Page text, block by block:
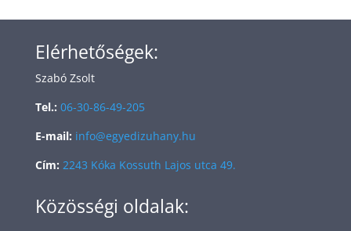
Elérhetőségek:
Szabó Zsolt
Tel.: 06-30-86-49-205
E-mail: info@egyedizuhany.hu
Cím: 2243 Kóka Kossuth Lajos utca 49.
Közösségi oldalak: